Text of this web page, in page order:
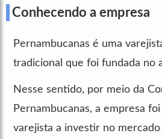
Conhecendo a empresa
Pernambucanas é uma
tradicional que foi fundada no
Nesse sentido, por meio da
Pernambucanas, a empresa
varejista a investir no